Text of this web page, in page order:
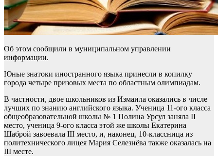
Об этом сообщили в муниципальном управлении
информации.
Юные знатоки иностранного языка принесли в копилку
города четыре призовых места по областным олимпиадам.
В частности, двое школьников из Измаила оказались в числе
лучших по знанию английского языка. Ученица 11-ого класса
общеобразовательной школы № 1 Полина Урсул заняла ІІ
место, ученица 9-ого класса этой же школы Екатерина
Шаброй завоевала III место, и, наконец, 10-классница из
политехнического лицея Мария Селезнёва также оказалась на
III месте.